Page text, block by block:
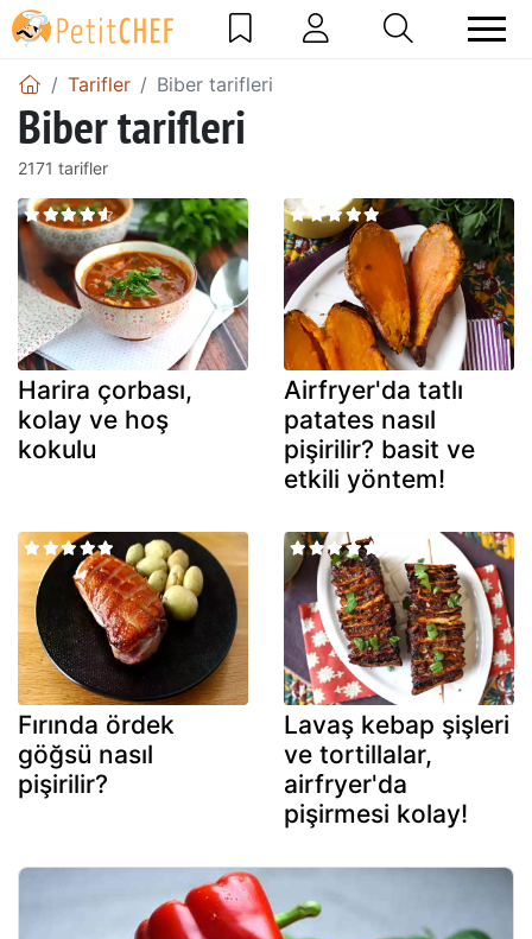
Tarifler Biber tarifleri
Biber tarifleri
2171 tarifler
Harira çorbası,
kolay ve hoş
kokulu
Airfryer'da tatlı
patates nasıl
pişirilir? basit ve
etkili yöntem!
Fırında ördek
göğsü nasıl
pişirilir?
Lavaş kebap şişleri
ve tortillalar,
airfryer'da
pişirmesi kolay!